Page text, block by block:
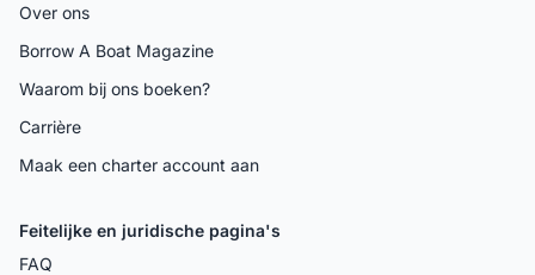
Over ons
Borrow A Boat Magazine
Waarom bij ons boeken?
Carrière
Maak een charter account aan
Feitelijke en juridische pagina's
FAQ